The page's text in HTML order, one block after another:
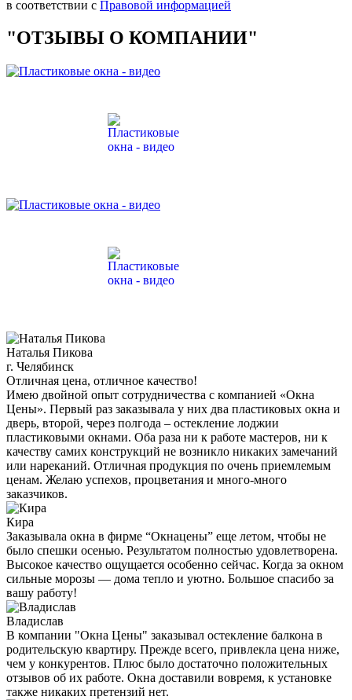
в соответствии с Правовой информацией
"ОТЗЫВЫ О КОМПАНИИ"
Наталья Пикова
г. Челябинск
Отличная цена, отличное качество!
Имею двойной опыт сотрудничества с компанией «Окна
Цены». Первый раз заказывала у них два пластиковых окна и
дверь, второй, через полгода – остекление лоджии
пластиковыми окнами. Оба раза ни к работе мастеров, ни к
качеству самих конструкций не возникло никаких замечаний
или нареканий. Отличная продукция по очень приемлемым
ценам. Желаю успехов, процветания и много-много
заказчиков.
Кира
Заказывала окна в фирме “Окнацены” еще летом, чтобы не
было спешки осенью. Результатом полностью удовлетворена.
Высокое качество ощущается особенно сейчас. Когда за окном
сильные морозы — дома тепло и уютно. Большое спасибо за
вашу работу!
Владислав
В компании "Окна Цены" заказывал остекление балкона в
родительскую квартиру. Прежде всего, привлекла цена ниже,
чем у конкурентов. Плюс было достаточно положительных
отзывов об их работе. Окна доставили вовремя, к установке
также никаких претензий нет.